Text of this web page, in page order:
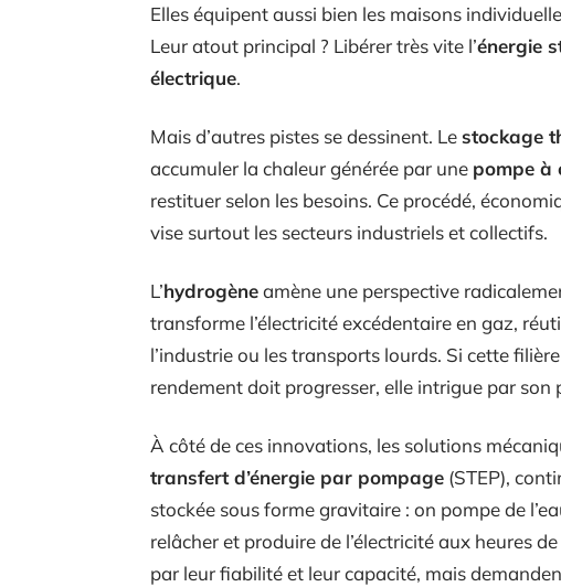
Elles équipent aussi bien les maisons
Leur atout principal ? Libérer très vite l’énergie
électrique.
Mais d’autres pistes se dessinent. Lestockage
accumuler la chaleur générée par une pompe à
restituer selon les besoins. Ce procédé,
vise surtout les secteurs industriels et collectifs.
L’hydrogèneamène une perspective
transforme l’électricité excédentaire en gaz,
l’industrie ou les transports lourds. Si cette
rendement doit progresser, elle intrigue par
À côté de ces innovations, les solutions
transfert d’énergie par pompage (STEP),
stockée sous forme gravitaire : on pompe de
relâcher et produire de l’électricité aux heures
par leur fiabilité et leur capacité, mais